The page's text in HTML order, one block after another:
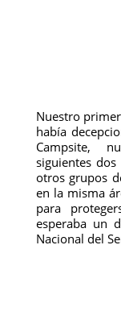
Nuestro
había
Campsite,
siguientes
otros grupos
en la misma
para
esperaba un
Nacional del